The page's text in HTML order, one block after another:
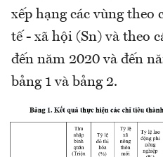
xếp hạng các vùng
tế - xã hội (Sn) và theo
đến năm 2020 và đến
bảng 1 và bảng 2.